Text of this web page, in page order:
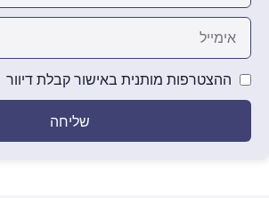
ההצטרפות מותנית באישור קבלת דיוור
שליחה